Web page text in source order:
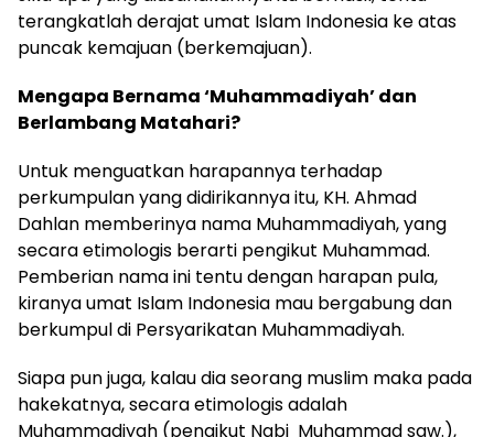
terangkatlah derajat umat Islam Indonesia ke atas
puncak kemajuan (berkemajuan).
Mengapa Bernama ‘Muhammadiyah’ dan
Berlambang Matahari?
Untuk menguatkan harapannya terhadap
perkumpulan yang didirikannya itu, KH. Ahmad
Dahlan memberinya nama Muhammadiyah, yang
secara etimologis berarti pengikut Muhammad.
Pemberian nama ini tentu dengan harapan pula,
kiranya umat Islam Indonesia mau bergabung dan
berkumpul di Persyarikatan Muhammadiyah.
Siapa pun juga, kalau dia seorang muslim maka pada
hakekatnya, secara etimologis adalah
Muhammadiyah (pengikut Nabi Muhammad saw.),